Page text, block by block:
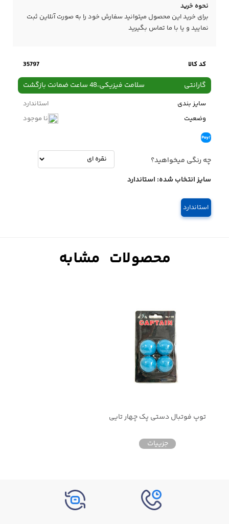
نحوه خرید
برای خرید این محصول میتوانید سفارش خود را به صورت آنلاین ثبت
نمایید و یا با ما تماس بگیرید
کد کالا 35797
گارانتی سلامت فیزیکی،48 ساعت ضمانت بازگشت
سایز بندی
استاندارد
وضعیت
نا موجود
چه رنگی میخواهید؟
سایز انتخاب شده: استاندارد
استاندارد
توپ فوتبال دستی پک چهار تایی
جزییات